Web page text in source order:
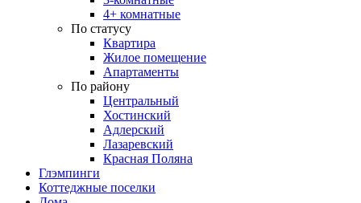
4+ комнатные
По статусу
Квартира
Жилое помещение
Апартаменты
По району
Центральный
Хостинский
Адлерский
Лазаревский
Красная Поляна
Глэмпинги
Коттеджные поселки